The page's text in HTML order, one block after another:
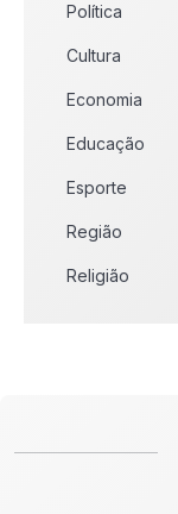
Política
Cultura
Economia
Educação
Esporte
Região
Religião